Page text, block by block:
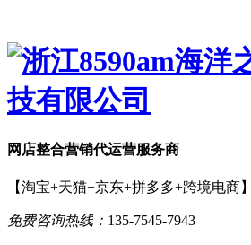
网店整合营销代运营服务商
【淘宝+天猫+京东+拼多多+跨境电商】
免费咨询热线： 135-7545-7943